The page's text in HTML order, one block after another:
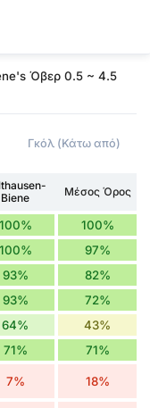
Όβερ 0.5 ~ 4.5
Γκόλ (Κάτω από)
Biene
Μέσος Όρος
100% 100%
100% 97%
93% 82%
93% 72%
64% 43%
71% 71%
7% 18%